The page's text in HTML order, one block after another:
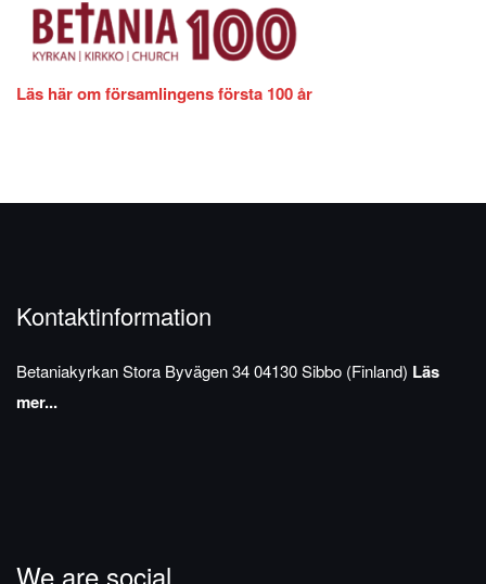
Läs här om församlingens första 100 år
Kontaktinformation
BetaniakyrkanStora Byvägen 3404130 Sibbo (Finland) Läs
mer...
We are social